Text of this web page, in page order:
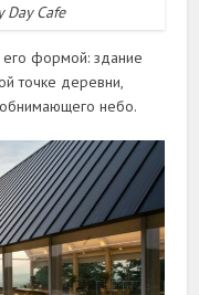
Day Cafe
его формой: здание
точке деревни,
небо.